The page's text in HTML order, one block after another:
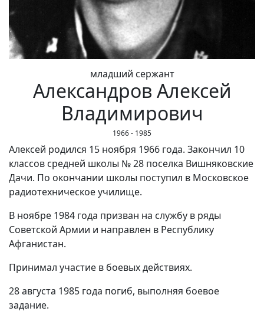
младший сержант
Александров Алексей
Владимирович
1966 - 1985
Алексей родился 15 ноября 1966 года. Закончил 10
классов средней школы № 28 поселка Вишняковские
Дачи. По окончании школы поступил в Московское
радиотехническое училище.
В ноябре 1984 года призван на службу в ряды
Советской Армии и направлен в Республику
Афганистан.
Принимал участие в боевых действиях.
28 августа 1985 года погиб, выполняя боевое
задание.